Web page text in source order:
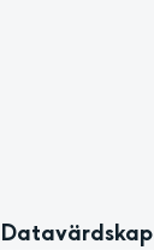
Datavärdskap